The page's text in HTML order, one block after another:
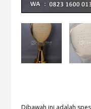
Dibawah ini adalah